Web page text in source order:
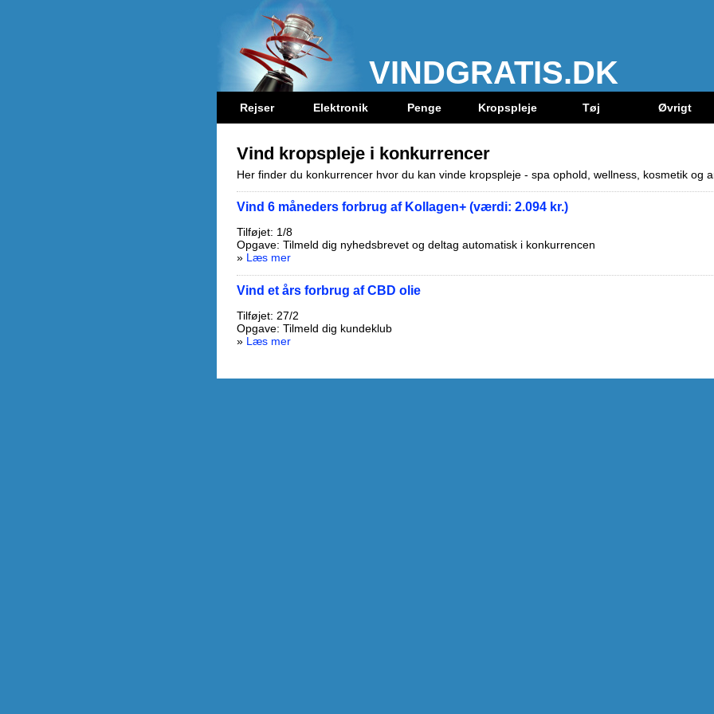
VINDGRATIS.DK
Rejser Elektronik Penge Kropspleje Tøj Øvrigt
Vind kropspleje i konkurrencer
Her finder du konkurrencer hvor du kan vinde kropspleje - spa ophold, wellness, kosmetik og
Vind 6 måneders forbrug af Kollagen+ (værdi: 2.094 kr.)
Tilføjet: 1/8
Opgave: Tilmeld dig nyhedsbrevet og deltag automatisk i konkurrencen
» Læs mer
Vind et års forbrug af CBD olie
Tilføjet: 27/2
Opgave: Tilmeld dig kundeklub
» Læs mer